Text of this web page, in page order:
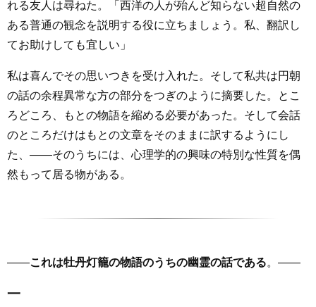
れる友人は尋ねた。「西洋の人が殆んど知らない超自然の
ある普通の観念を説明する役に立ちましょう。私、翻訳し
てお助けしても宜しい」
私は喜んでその思いつきを受け入れた。そして私共は円朝
の話の余程異常な方の部分をつぎのように摘要した。とこ
ろどころ、もとの物語を縮める必要があった。そして会話
のところだけはもとの文章をそのままに訳するようにし
た、――そのうちには、心理学的の興味の特別な性質を偶
然もって居る物がある。
――これは牡丹灯籠の物語のうちの幽霊の話である。――
一